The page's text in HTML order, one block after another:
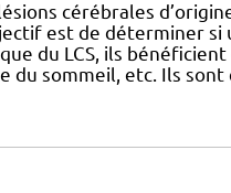
cérébrales
est de déterminer si
du LCS, ils
du sommeil, etc. Ils sont